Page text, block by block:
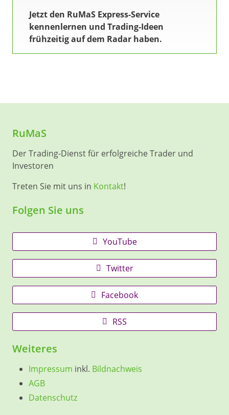
Jetzt den RuMaS Express-Service
kennenlernen und Trading-Ideen
frühzeitig auf dem Radar haben.
RuMaS
Der Trading-Dienst für erfolgreiche Trader und
Investoren
Treten Sie mit uns in Kontakt!
Folgen Sie uns
YouTube
Twitter
Facebook
RSS
Weiteres
Impressum inkl. Bildnachweis
AGB
Datenschutz